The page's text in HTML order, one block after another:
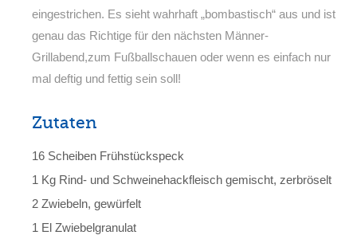
eingestrichen. Es sieht wahrhaft „bombastisch“ aus und ist
genau das Richtige für den nächsten Männer-
Grillabend,zum Fußballschauen oder wenn es einfach nur
mal deftig und fettig sein soll!
Zutaten
16 Scheiben Frühstückspeck
1 Kg Rind- und Schweinehackfleisch gemischt, zerbröselt
2 Zwiebeln, gewürfelt
1 El Zwiebelgranulat